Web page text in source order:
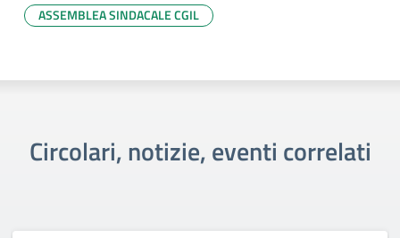
ASSEMBLEA SINDACALE CGIL
Circolari, notizie, eventi correlati